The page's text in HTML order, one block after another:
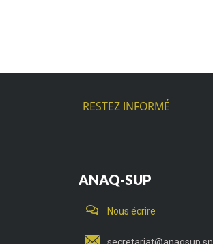
RESTEZ INFORMÉ
ANAQ-SUP
Nous écrire